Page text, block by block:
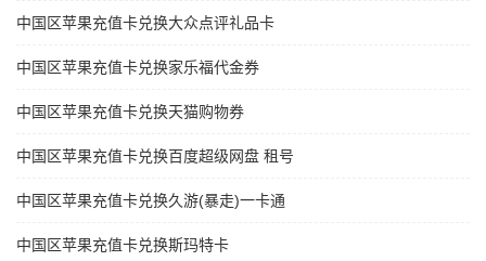
中国区苹果充值卡兑换大众点评礼品卡
中国区苹果充值卡兑换家乐福代金券
中国区苹果充值卡兑换天猫购物券
中国区苹果充值卡兑换百度超级网盘 租号
中国区苹果充值卡兑换久游(暴走)一卡通
中国区苹果充值卡兑换斯玛特卡